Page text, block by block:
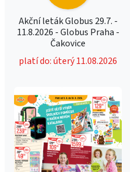
Akční leták Globus 29.7. -
11.8.2026 - Globus Praha -
Čakovice
platí do: úterý 11.08.2026